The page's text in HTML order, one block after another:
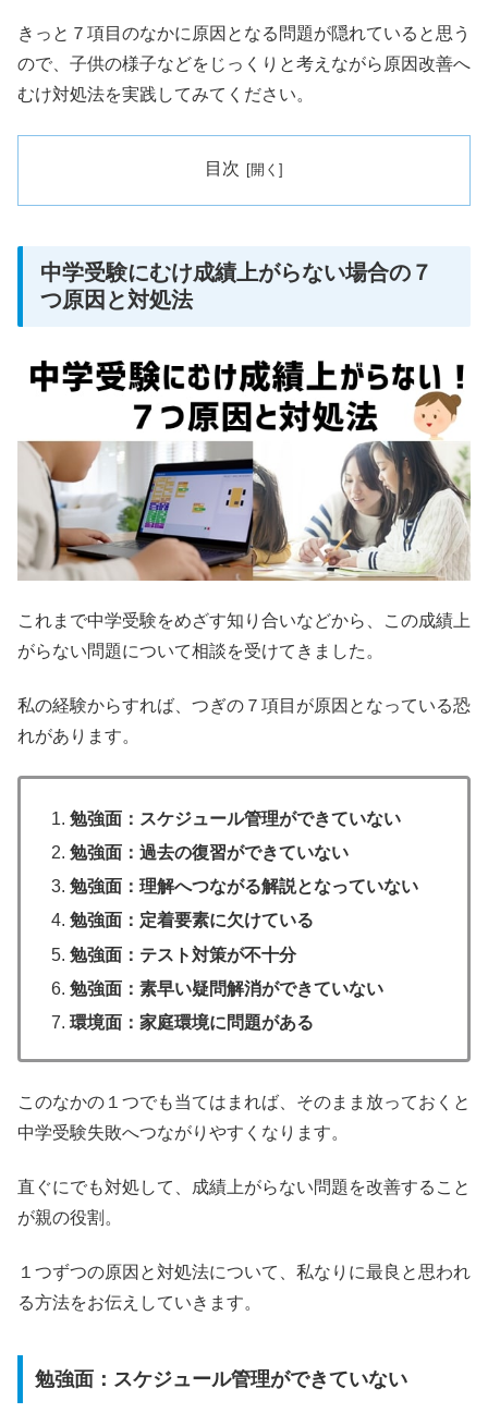
きっと７項目のなかに原因となる問題が隠れていると思う
ので、子供の様子などをじっくりと考えながら原因改善へ
むけ対処法を実践してみてください。
目次
中学受験にむけ成績上がらない場合の７
つ原因と対処法
これまで中学受験をめざす知り合いなどから、この成績上
がらない問題について相談を受けてきました。
私の経験からすれば、つぎの７項目が原因となっている恐
れがあります。
勉強面：スケジュール管理ができていない
勉強面：過去の復習ができていない
勉強面：理解へつながる解説となっていない
勉強面：定着要素に欠けている
勉強面：テスト対策が不十分
勉強面：素早い疑問解消ができていない
環境面：家庭環境に問題がある
このなかの１つでも当てはまれば、そのまま放っておくと
中学受験失敗へつながりやすくなります。
直ぐにでも対処して、成績上がらない問題を改善すること
が親の役割。
１つずつの原因と対処法について、私なりに最良と思われ
る方法をお伝えしていきます。
勉強面：スケジュール管理ができていない